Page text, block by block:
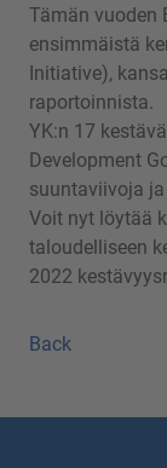
Tämän vuoden
ensimmäistä
Initiative),
raportoinnista.
YK:n 17
Development
suuntaviivoja
Voit nyt löytää
taloudelliseen
2022
Back